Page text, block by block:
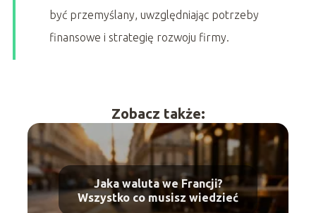
być przemyślany, uwzględniając potrzeby
finansowe i strategię rozwoju firmy.
Zobacz także:
Jaka waluta we Francji?
Wszystko co musisz wiedzieć